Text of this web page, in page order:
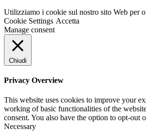
Utilizziamo i cookie sul nostro sito Web per
Cookie Settings Accetta
Manage consent
Chiudi
Privacy Overview
This website uses cookies to improve your
working of basic functionalities of the
consent. You also have the option to opt-out
Necessary